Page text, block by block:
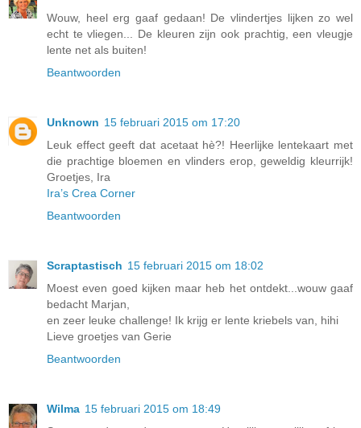
Wouw, heel erg gaaf gedaan! De vlindertjes lijken zo wel
echt te vliegen... De kleuren zijn ook prachtig, een vleugje
lente net als buiten!
Beantwoorden
Unknown 15 februari 2015 om 17:20
Leuk effect geeft dat acetaat hè?! Heerlijke lentekaart met
die prachtige bloemen en vlinders erop, geweldig kleurrijk!
Groetjes, Ira
Ira’s Crea Corner
Beantwoorden
Scraptastisch 15 februari 2015 om 18:02
Moest even goed kijken maar heb het ontdekt...wouw gaaf
bedacht Marjan,
en zeer leuke challenge! Ik krijg er lente kriebels van, hihi
Lieve groetjes van Gerie
Beantwoorden
Wilma 15 februari 2015 om 18:49